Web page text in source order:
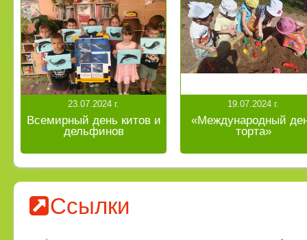
23.07.2024 г.
Всемирный день китов и
дельфинов
19.07.2024 г.
«Международный
торта»
Ссылки